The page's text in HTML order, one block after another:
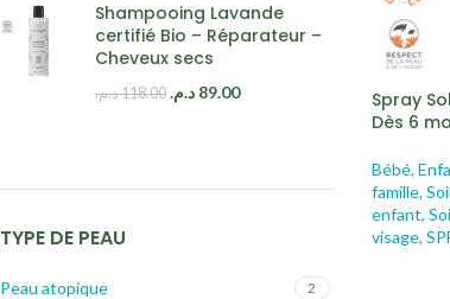
Shampooing Lavande
certifié Bio – Réparateur –
Cheveux secs
118.00د.م. 89.00 د.م.
TYPE DE PEAU
Peau atopique 2
Spray
Dès 6
Bébé,
famille,
enfant,
visage,